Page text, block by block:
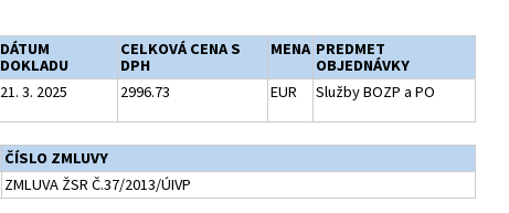
DÁTUM
DOKLADU
CELKOVÁ CENA S
DPH
MENA PREDMET
OBJEDNÁVKY
21. 3. 2025 2996.73 EUR Služby BOZP a PO
ČÍSLO ZMLUVY
ZMLUVA ŽSR Č.37/2013/ÚIVP